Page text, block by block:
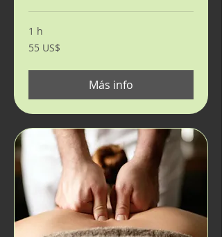
1 h
55
dólares
55 US$
Más info